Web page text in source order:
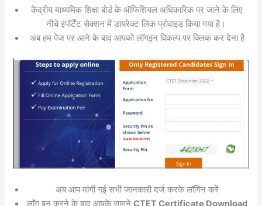
केंद्रीय माध्यमिक शिक्षा बोर्ड के ऑफिशियल अधिकारिक पर जाने के लिए
नीचे इंपॉर्टेंट सेक्शन में डायरेक्ट लिंक प्रोवाइड किया गया है।
अब हम पेज पर आने के बाद आपको लॉगइन विकल्प पर क्लिक कर देना है
अब आप मांगी गई सभी जानकारी दर्ज करके लॉगिन करें
लॉग इन करने के बाद आपके सामने CTET Certificate Download